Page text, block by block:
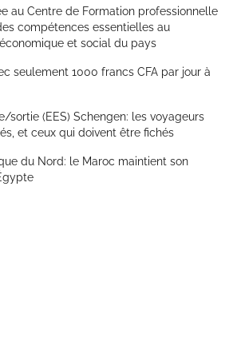
au Centre de Formation professionnelle
compétences essentielles au
et social du pays
seulement 1000 francs CFA par jour à
sortie (EES) Schengen: les voyageurs
et ceux qui doivent être fichés
du Nord: le Maroc maintient son